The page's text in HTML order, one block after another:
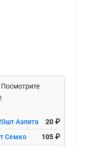
Посмотрите
Аэлита
20 ₽
Семко
105 ₽